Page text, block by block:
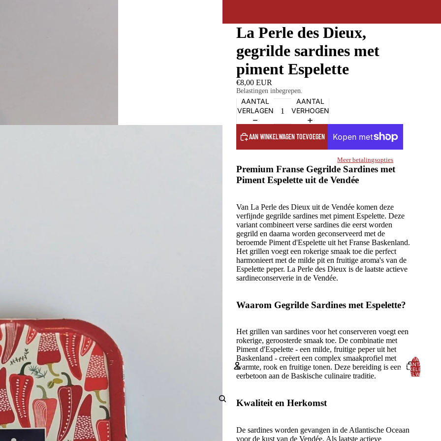
Bestellingen
Profiel
TOTAAL
AANTAL
ARTIKELEN IN
WINKELWAGEN:
La Perle des Dieux,
gegrilde sardines met
piment Espelette
€8,00 EUR
Belastingen inbegrepen.
AANTAL
VERLAGEN
AANTAL
VERHOGEN
AAN WINKELWAGEN TOEVOEGEN
Meer betalingsopties
Premium Franse Gegrilde Sardines met
Piment Espelette uit de Vendée
Van La Perle des Dieux uit de Vendée komen deze
verfijnde gegrilde sardines met piment Espelette. Deze
variant combineert verse sardines die eerst worden
gegrild en daarna worden geconserveerd met de
beroemde Piment d'Espelette uit het Franse Baskenland.
Het grillen voegt een rokerige smaak toe die perfect
harmonieert met de milde pit en fruitige aroma's van de
Espelette peper. La Perle des Dieux is de laatste actieve
sardineconserverie in de Vendée.
Waarom Gegrilde Sardines met Espelette?
Het grillen van sardines voor het conserveren voegt een
rokerige, geroosterde smaak toe. De combinatie met
Piment d'Espelette - een milde, fruitige peper uit het
Baskenland - creëert een complex smaakprofiel met
warmte, rook en fruitige tonen. Deze bereiding is een
eerbetoon aan de Baskische culinaire traditie.
Kwaliteit en Herkomst
De sardines worden gevangen in de Atlantische Oceaan
voor de kust van de Vendée. Als laatste actieve